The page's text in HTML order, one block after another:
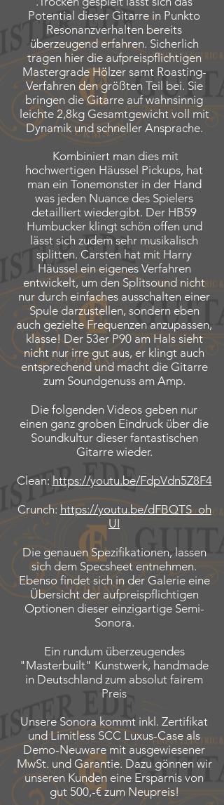
Potential dieser Gitarre in Punkto
Resonanzverhalten bereits
überzeugend erfahren. Sicherlich
tragen hier die aufpreispflichtigen
Mastergrade Hölzer samt Roasting-
Verfahren den größten Teil bei. Sie
bringen die Gitarre auf wahnsinnig
leichte 2,8kg Gesamtgewicht voll mit
Dynamik und schneller Ansprache.
Kombiniert man dies mit
hochwertigen Häussel Pickups, hat
man ein Tonemonster in der Hand
was jeden Nuance des Spielers
detailliert wiedergibt. Der HB59
Humbucker klingt schön offen und
lässt sich zudem sehr musikalisch
splitten. Carsten hat mit Harry
Häussel ein eigenes Verfahren
entwickelt, um den Splitsound nicht
nur durch einfaches ausschalten einer
Spule darzustellen, sondern eben
auch gezielte Frequenzen anzupassen,
klasse! Der 53er P90 am Hals sieht
nicht nur irre gut aus, er klingt auch
entsprechend und macht die Gitarre
zum Soundgenuss am Amp.
Die folgenden Videos geben nur
einen ganz groben Eindruck über die
Soundkultur dieser fantastischen
Gitarre wieder.
Clean: https://youtu.be/FdpVdn5Z8F4
Crunch: https://youtu.be/dFBQTS_oh
UI
Die genauen Spezifikationen, lassen
sich dem Specsheet entnehmen.
Ebenso findet sich in der Galerie eine
Übersicht der aufpreispflichtigen
Optionen dieser einzigartige Semi-
Sonora.
Ein rundum überzeugendes
"Masterbuilt" Kunstwerk, handmade
in Deutschland zum absolut fairem
Preis
Unsere Sonora kommt inkl. Zertifikat
und Limitless SCC Luxus-Case als
Demo-Neuware mit ausgewiesener
MwSt. und Garantie. Dazu gönnen wir
unseren Kunden eine Ersparnis von
gut 500,-€ zum Neupreis!